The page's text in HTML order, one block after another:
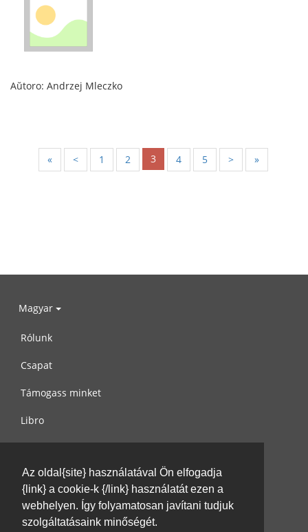
Az oldal{site} használatával Ön elfogadja
{link} a cookie-k {/link} használatát ezen a
webhelyen. Így folyamatosan javítani tudjuk
szolgáltatásaink minőségét.
Aŭtoro: Andrzej Mleczko
« < 1 2 3 4 5 > »
Magyar
Rólunk
Csapat
Támogass minket
Libro
Használati feltételek
Írj nekünk